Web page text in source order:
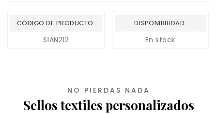
CÓDIGO DE PRODUCTO:
S1AN212
DISPONIBILIDAD:
En stock
NO PIERDAS NADA
Sellos textiles personalizados